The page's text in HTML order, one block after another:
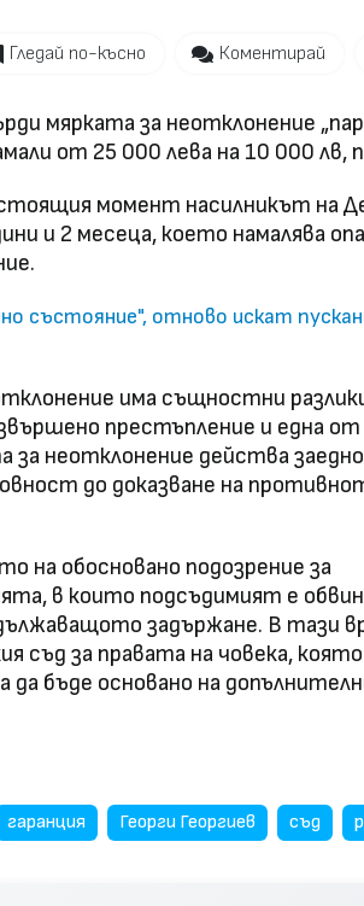
Гледай по-късно Коментирай
мярката за неотклонение
от 25 000 лева на 10 000 лв,
момент насилникът на
и 2 месеца, което намалява
състояние", отново искат
има същностни
престъпление и една
неотклонение действа
до доказване на
на обосновано подозрение за
в които подсъдимият е
задържане. В тази
съд за правата на човека, която
бъде основано на
гаранция Георги Георгиев съд